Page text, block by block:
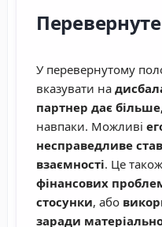
У перевернутому
вказувати на
партнер дає
навпаки. Можливі
несправедливе
взаємності. Це
фінансових
стосунки, або
заради